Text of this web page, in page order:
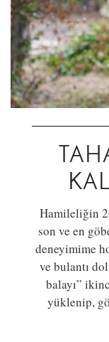
Hamileliğin
son ve en
deneyimime
ve bulantı
balayı”
yüklenip,